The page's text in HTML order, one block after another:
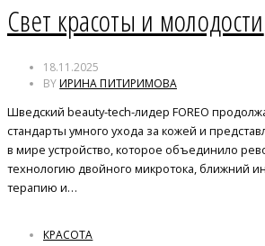
Свет красоты и молодости
18.11.2025
BYИРИНА ПИТИРИМОВА
Шведский beauty-tech-лидер FOREO
стандарты умного ухода за кожей и
в мире устройство, которое объединило
технологию двойного микротока, ближний
терапию и…
КРАСОТА